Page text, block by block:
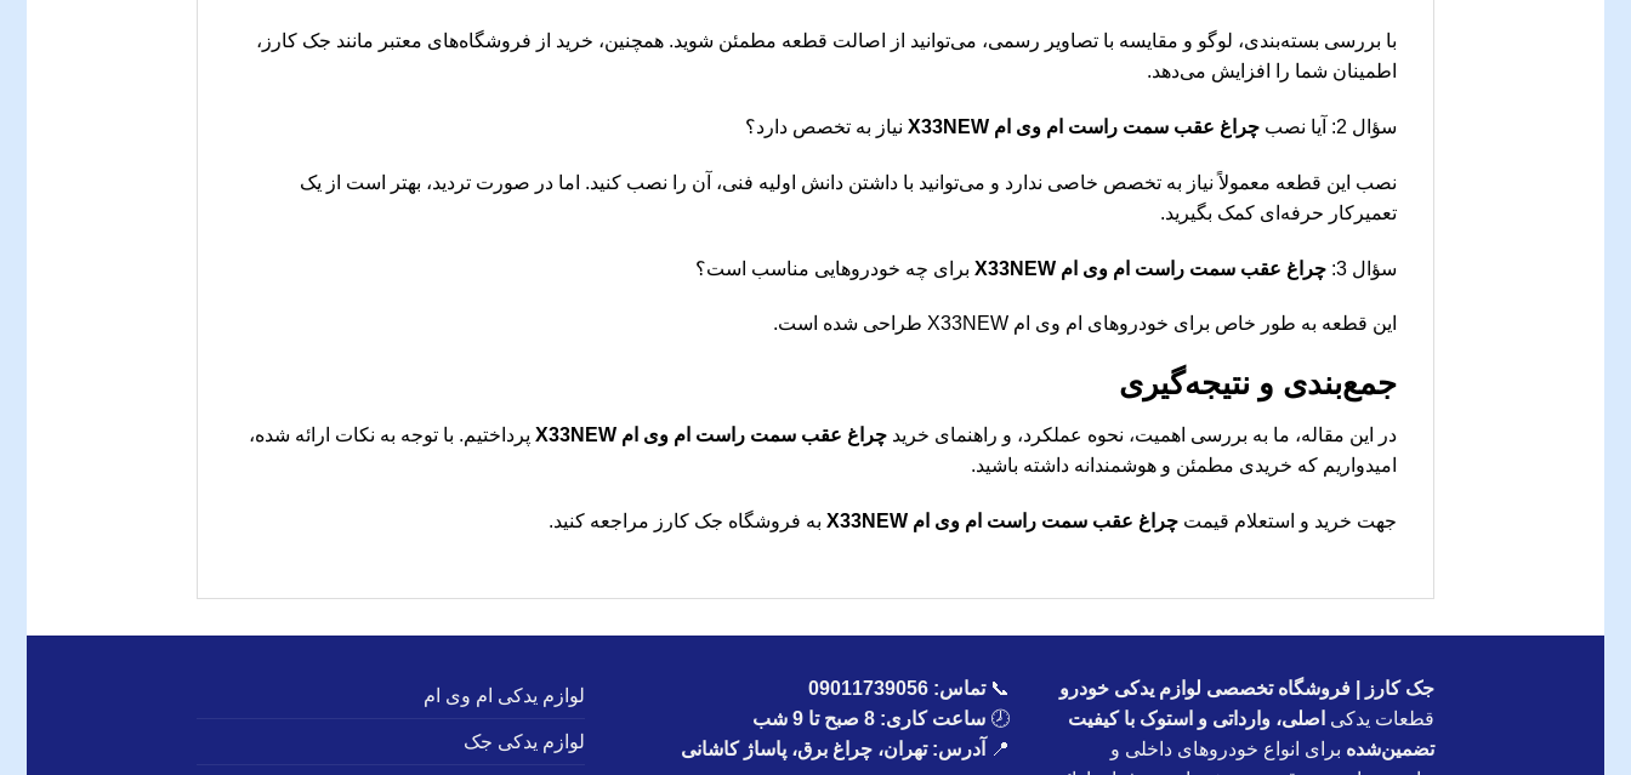
با بررسی بسته‌بندی، لوگو و مقایسه با تصاویر رسمی، می‌توانید از اصالت قطعه مطمئن شوید. همچنین، خرید از فروشگاه‌های معتبر مانند جک کارز،
اطمینان شما را افزایش می‌دهد.
سؤال 2: آیا نصب چراغ عقب سمت راست ام وی ام X33NEW نیاز به تخصص دارد؟
نصب این قطعه معمولاً نیاز به تخصص خاصی ندارد و می‌توانید با داشتن دانش اولیه فنی، آن را نصب کنید. اما در صورت تردید، بهتر است از یک
تعمیرکار حرفه‌ای کمک بگیرید.
سؤال 3: چراغ عقب سمت راست ام وی ام X33NEW برای چه خودروهایی مناسب است؟
این قطعه به طور خاص برای خودروهای ام وی ام X33NEW طراحی شده است.
جمع‌بندی و نتیجه‌گیری
در این مقاله، ما به بررسی اهمیت، نحوه عملکرد، و راهنمای خرید چراغ عقب سمت راست ام وی ام X33NEW
پرداختیم. با توجه به نکات ارائه شده،
امیدواریم که خریدی مطمئن و هوشمندانه داشته باشید.
جهت خرید و استعلام قیمت چراغ عقب سمت راست ام وی ام X33NEW به فروشگاه جک کارز مراجعه کنید.
جک کارز | فروشگاه تخصصی لوازم یدکی خودرو
قطعات یدکی اصلی، وارداتی و استوک با کیفیت
تضمین‌شده برای انواع خودروهای داخلی و
📞تماس: 09011739056
🕗 ساعت کاری: 8 صبح تا 9 شب
📍
آدرس: تهران، چراغ برق، پاساژ کاشانی
لوازم یدکی ام وی ام
لوازم یدکی جک